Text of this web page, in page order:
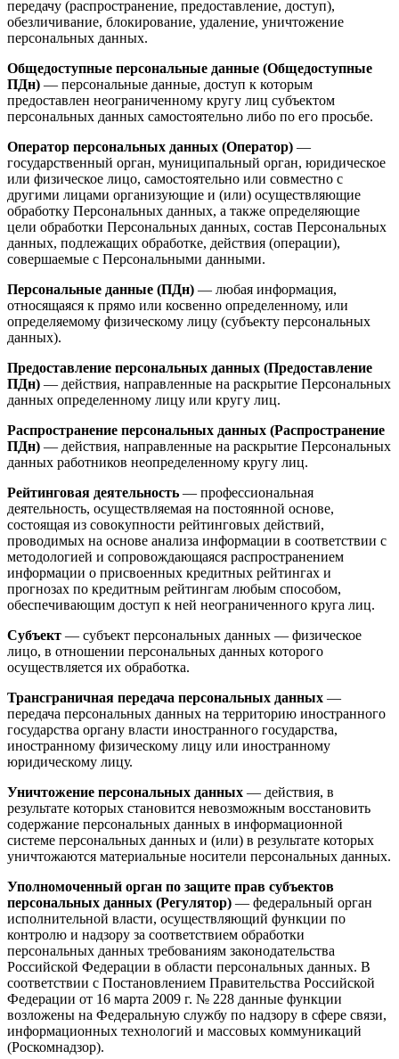
передачу (распространение, предоставление, доступ),
обезличивание, блокирование, удаление, уничтожение
персональных данных.
Общедоступные персональные данные (Общедоступные
ПДн) — персональные данные, доступ к которым
предоставлен неограниченному кругу лиц субъектом
персональных данных самостоятельно либо по его просьбе.
Оператор персональных данных (Оператор) —
государственный орган, муниципальный орган, юридическое
или физическое лицо, самостоятельно или совместно с
другими лицами организующие и (или) осуществляющие
обработку Персональных данных, а также определяющие
цели обработки Персональных данных, состав Персональных
данных, подлежащих обработке, действия (операции),
совершаемые с Персональными данными.
Персональные данные (ПДн) — любая информация,
относящаяся к прямо или косвенно определенному, или
определяемому физическому лицу (субъекту персональных
данных).
Предоставление персональных данных (Предоставление
ПДн) — действия, направленные на раскрытие Персональных
данных определенному лицу или кругу лиц.
Распространение персональных данных (Распространение
ПДн) — действия, направленные на раскрытие Персональных
данных работников неопределенному кругу лиц.
Рейтинговая деятельность — профессиональная
деятельность, осуществляемая на постоянной основе,
состоящая из совокупности рейтинговых действий,
проводимых на основе анализа информации в соответствии с
методологией и сопровождающаяся распространением
информации о присвоенных кредитных рейтингах и
прогнозах по кредитным рейтингам любым способом,
обеспечивающим доступ к ней неограниченного круга лиц.
Субъект — субъект персональных данных — физическое
лицо, в отношении персональных данных которого
осуществляется их обработка.
Трансграничная передача персональных данных —
передача персональных данных на территорию иностранного
государства органу власти иностранного государства,
иностранному физическому лицу или иностранному
юридическому лицу.
Уничтожение персональных данных — действия, в
результате которых становится невозможным восстановить
содержание персональных данных в информационной
системе персональных данных и (или) в результате которых
уничтожаются материальные носители персональных данных.
Уполномоченный орган по защите прав субъектов
персональных данных (Регулятор) — федеральный орган
исполнительной власти, осуществляющий функции по
контролю и надзору за соответствием обработки
персональных данных требованиям законодательства
Российской Федерации в области персональных данных. В
соответствии с Постановлением Правительства Российской
Федерации от 16 марта 2009 г. № 228 данные функции
возложены на Федеральную службу по надзору в сфере связи,
информационных технологий и массовых коммуникаций
(Роскомнадзор).